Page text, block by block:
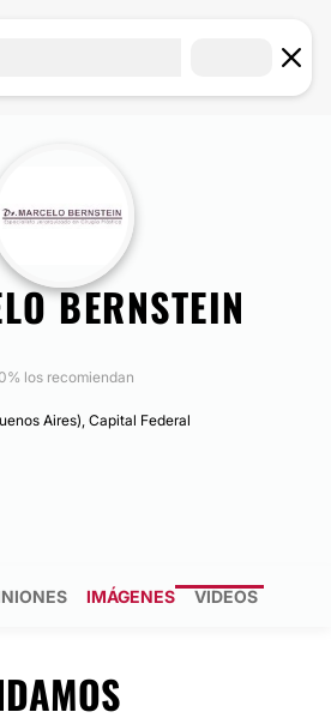
BERNSTEIN
los recomiendan
Aires), Capital Federal
IMÁGENES VIDEOS